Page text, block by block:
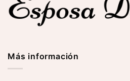
Más información